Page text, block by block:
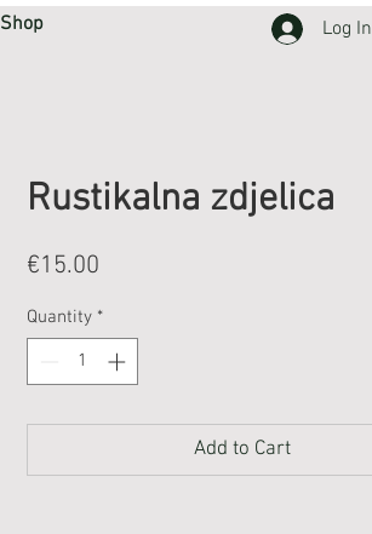
Rustikalna zdjelica
€15.00
Quantity *
Add to Cart
Shop Log In